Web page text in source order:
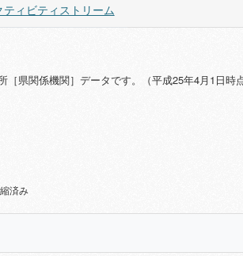
ィビティストリーム
県関係機関］データです。（平成25年4月1日時
済み